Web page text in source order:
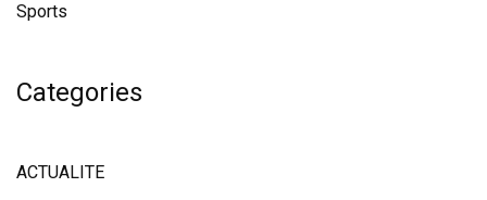
Sports
Categories
ACTUALITE